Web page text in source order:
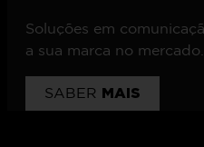
Soluções em
a sua marca no mercado.
SABER MAIS